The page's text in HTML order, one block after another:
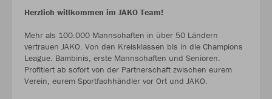
Herzlich willkommen im JAKO Team!
Mehr als 100.000 Mannschaften in über 50 Ländern
vertrauen JAKO. Von den Kreisklassen bis in die Champions
League. Bambinis, erste Mannschaften und Senioren.
Profitiert ab sofort von der Partnerschaft zwischen eurem
Verein, eurem Sportfachhändler vor Ort und JAKO.